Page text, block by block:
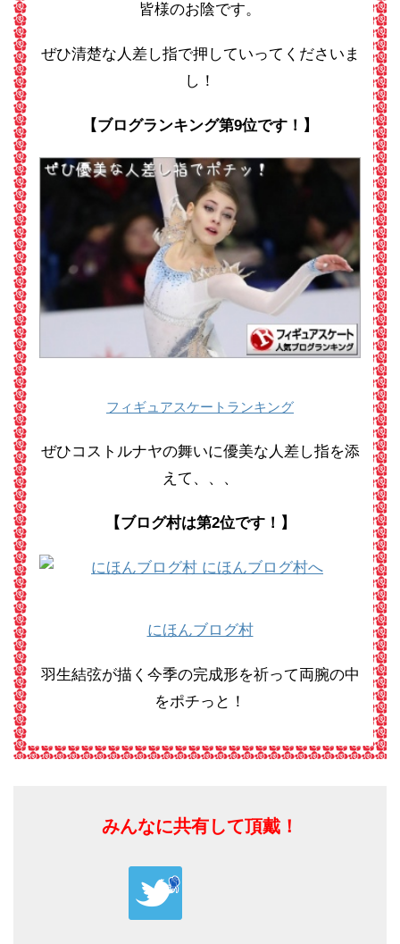
皆様のお陰です。
ぜひ清楚な人差し指で押していってくださいま
し！
【ブログランキング第9位です！】
フィギュアスケートランキング
ぜひコストルナヤの舞いに優美な人差し指を添
えて、、、
【ブログ村は第2位です！】
にほんブログ村
羽生結弦が描く今季の完成形を祈って両腕の中
をポチっと！
みんなに共有して頂戴！